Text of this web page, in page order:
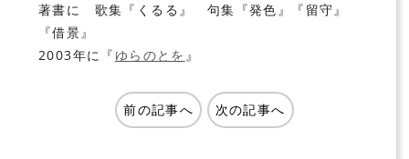
著書に 歌集『くるる』 句集『発色』『留守』
『借景』
2003年に『 ゆらのとを 』
前の記事へ 次の記事へ